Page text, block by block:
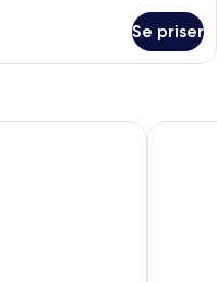
Se priser
Melia